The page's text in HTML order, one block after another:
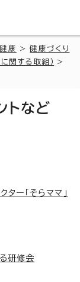
健康 >健康づくり
関する取組）
>
トなど
ー「そらママ」
研修会